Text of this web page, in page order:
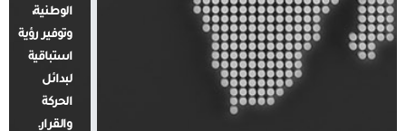
الوطنية،
وتوفير رؤية
استباقية
لبدائل
الحركة
والقرار.